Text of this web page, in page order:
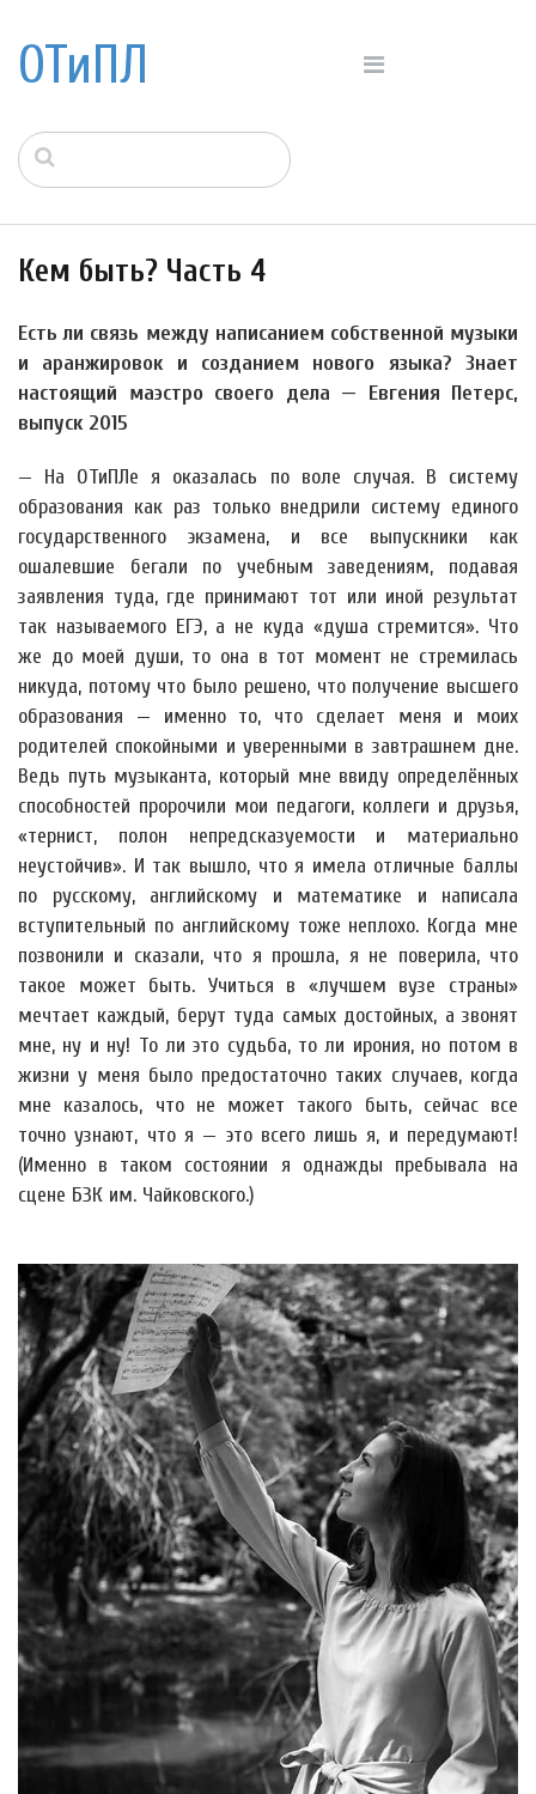
ОТиПЛ
Кем быть? Часть 4
Есть ли связь между написанием собственной музыки
и аранжировок и созданием нового языка? Знает
настоящий маэстро своего дела — Евгения Петерс,
выпуск 2015
— На ОТиПЛе я оказалась по воле случая. В систему
образования как раз только внедрили систему единого
государственного экзамена, и все выпускники как
ошалевшие бегали по учебным заведениям, подавая
заявления туда, где принимают тот или иной результат
так называемого ЕГЭ, а не куда «душа стремится». Что
же до моей души, то она в тот момент не стремилась
никуда, потому что было решено, что получение высшего
образования — именно то, что сделает меня и моих
родителей спокойными и уверенными в завтрашнем дне.
Ведь путь музыканта, который мне ввиду определённых
способностей пророчили мои педагоги, коллеги и друзья,
«тернист, полон непредсказуемости и материально
неустойчив». И так вышло, что я имела отличные баллы
по русскому, английскому и математике и написала
вступительный по английскому тоже неплохо. Когда мне
позвонили и сказали, что я прошла, я не поверила, что
такое может быть. Учиться в «лучшем вузе страны»
мечтает каждый, берут туда самых достойных, а звонят
мне, ну и ну! То ли это судьба, то ли ирония, но потом в
жизни у меня было предостаточно таких случаев, когда
мне казалось, что не может такого быть, сейчас все
точно узнают, что я — это всего лишь я, и передумают!
(Именно в таком состоянии я однажды пребывала на
сцене БЗК им. Чайковского.)